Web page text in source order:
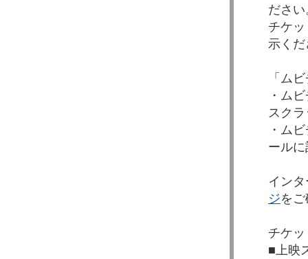
ださい
チケ
示く
「ム
・ム
スク
・ム
ール
イン
ジを
チケ
■上映